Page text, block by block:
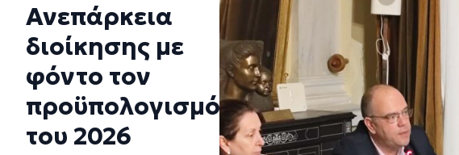
Ανεπάρκεια
διοίκησης με
φόντο τον
προϋπολογισμό
του 2026